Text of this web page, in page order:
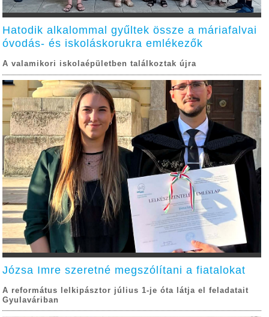
Hatodik alkalommal gyűltek össze a máriafalvai
óvodás- és iskoláskorukra emlékezők
A valamikori iskolaépületben találkoztak újra
Józsa Imre szeretné megszólítani a fiatalokat
A református lelkipásztor július 1-je óta látja el feladatait
Gyulaváriban